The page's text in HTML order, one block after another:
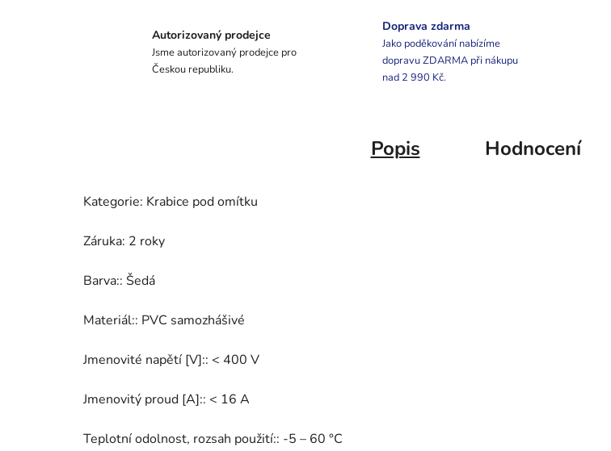
Autorizovaný prodejce
Jsme autorizovaný prodejce pro
Českou republiku.
Doprava zdarma
Jako poděkování nabízíme
dopravu ZDARMA při nákupu
nad 2 990 Kč.
Popis Hodnocení
Kategorie: Krabice pod omítku
Záruka: 2 roky
Barva:: Šedá
Materiál:: PVC samozhášivé
Jmenovité napětí [V]:: < 400 V
Jmenovitý proud [A]:: < 16 A
Teplotní odolnost, rozsah použití:: -5 – 60 °C